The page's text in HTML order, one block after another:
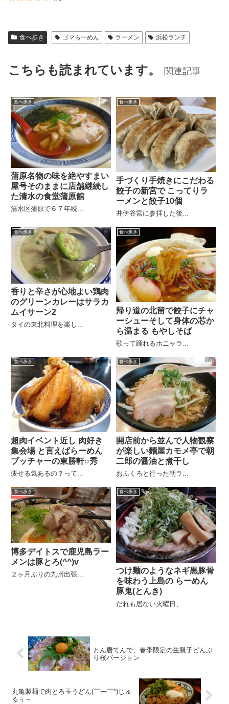
食べ歩き ゴマらーめん ラーメン 浜松ランチ
こちらも読まれています。 関連記事
食べ歩き
蒲原名物の味を絶やすまい
屋号そのままに店舗継続し
た清水の食堂蒲原館
清水区蒲原で６７年続...
食べ歩き
手づくり手焼きにこだわる
餃子の新宮で こってりラ
ーメンと餃子10個
井伊谷宮に参拝した後...
食べ歩き
香りと辛さが心地よい鶏肉
のグリーンカレーはサラカ
ムイサーン2
タイの東北料理を楽し...
食べ歩き
帰り道の北留で餃子にチャ
ーシューそして身体の芯か
ら温まる もやしそば
歌って踊れるホニャラ...
食べ歩き
超肉イベント近し 肉好き
集会場 と言えばらーめん
ブッチャーの東勝軒○秀
痩せる気あるの？って...
食べ歩き
開店前から並んで人物観察
が楽しい麵屋カモメ亭で朝
二郎の醤油と煮干し
おふくろと行った朝ラ...
食べ歩き
博多デイトスで鹿児島ラー
メンは豚とろ(^^)v
２ヶ月ぶりの九州出張...
食べ歩き
つけ麺のようなネギ黒豚骨
を味わう上島の らーめん
豚鬼(とんき)
だれも居ない火曜日、...
とん唐てんで、春季限定の生親子どんぶ
り桜バージョン
丸亀製麺で肉とろ玉うどん(￣￢￣*)じゅ
るぅ～